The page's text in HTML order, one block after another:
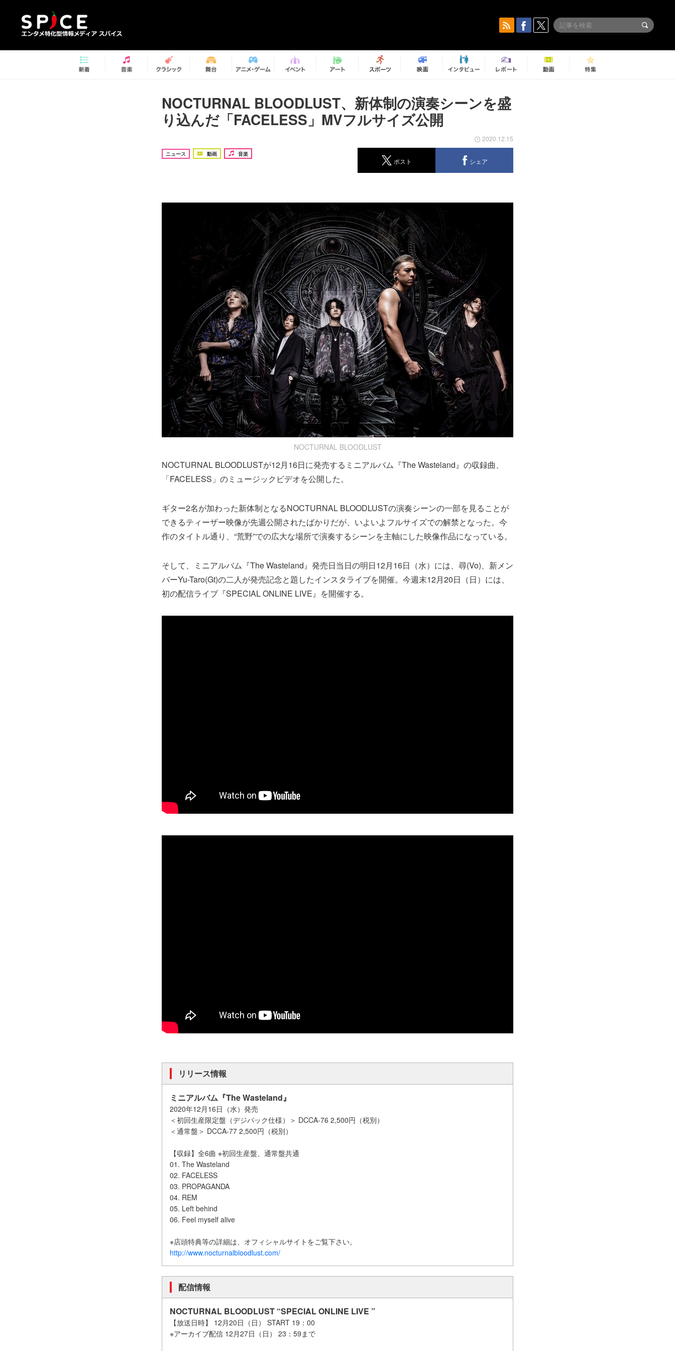
NOCTURNAL BLOODLUST、新体制の演奏シーンを盛
り込んだ「FACELESS」MVフルサイズ公開
ニュース 動画 音楽
2020.12.15
ポスト シェア
NOCTURNAL BLOODLUST
NOCTURNAL BLOODLUSTが12月16日に発売するミニアルバム『The Wasteland』の収録曲、
「FACELESS」のミュージックビデオを公開した。
ギター2名が加わった新体制となるNOCTURNAL BLOODLUSTの演奏シーンの一部を見ることが
できるティーザー映像が先週公開されたばかりだが、いよいよフルサイズでの解禁となった。今
作のタイトル通り、“荒野”での広大な場所で演奏するシーンを主軸にした映像作品になっている。
そして、ミニアルバム『The Wasteland』発売日当日の明日12月16日（水）には、尋(Vo)、新メン
バーYu-Taro(Gt)の二人が発売記念と題したインスタライブを開催。今週末12月20日（日）には、
初の配信ライブ『SPECIAL ONLINE LIVE』を開催する。
リリース情報
ミニアルバム『The Wasteland』
2020年12月16日（水）発売
＜初回生産限定盤（デジパック仕様）＞ DCCA-76 2,500円（税別）
＜通常盤＞ DCCA-77 2,500円（税別）
【収録】全6曲 ※初回生産盤、通常盤共通
01. The Wasteland
02. FACELESS
03. PROPAGANDA
04. REM
05. Left behind
06. Feel myself alive
※店頭特典等の詳細は、オフィシャルサイトをご覧下さい。
http://www.nocturnalbloodlust.com/
配信情報
NOCTURNAL BLOODLUST “SPECIAL ONLINE LIVE ”
【放送日時】 12月20日（日） START 19：00
※アーカイブ配信 12月27日（日） 23：59まで